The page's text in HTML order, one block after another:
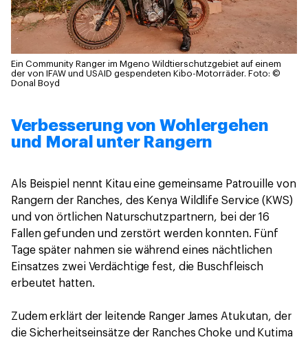
Ein Community Ranger im Mgeno Wildtierschutzgebiet auf einem
der von IFAW und USAID gespendeten Kibo-Motorräder. Foto: ©
Donal Boyd
Verbesserung von Wohlergehen
und Moral unter Rangern
Als Beispiel nennt Kitau eine gemeinsame Patrouille von
Rangern der Ranches, des Kenya Wildlife Service (KWS)
und von örtlichen Naturschutzpartnern, bei der 16
Fallen gefunden und zerstört werden konnten. Fünf
Tage später nahmen sie während eines nächtlichen
Einsatzes zwei Verdächtige fest, die Buschfleisch
erbeutet hatten.
Zudem erklärt der leitende Ranger James Atukutan, der
die Sicherheitseinsätze der Ranches Choke und Kutima